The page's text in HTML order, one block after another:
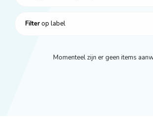
Filter op label
Momenteel zijn er geen items